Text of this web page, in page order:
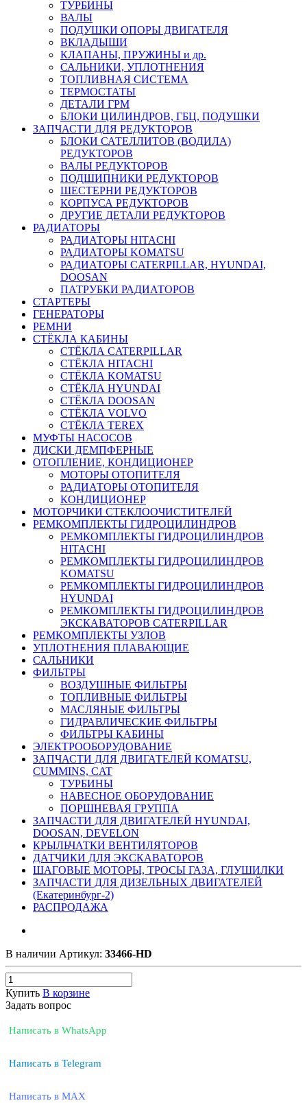
ТУРБИНЫ
ВАЛЫ
ПОДУШКИ ОПОРЫ ДВИГАТЕЛЯ
ВКЛАДЫШИ
КЛАПАНЫ, ПРУЖИНЫ и др.
САЛЬНИКИ, УПЛОТНЕНИЯ
ТОПЛИВНАЯ СИСТЕМА
ТЕРМОСТАТЫ
ДЕТАЛИ ГРМ
БЛОКИ ЦИЛИНДРОВ, ГБЦ, ПОДУШКИ
ЗАПЧАСТИ ДЛЯ РЕДУКТОРОВ
БЛОКИ САТЕЛЛИТОВ (ВОДИЛА)
РЕДУКТОРОВ
ВАЛЫ РЕДУКТОРОВ
ПОДШИПНИКИ РЕДУКТОРОВ
ШЕСТЕРНИ РЕДУКТОРОВ
КОРПУСА РЕДУКТОРОВ
ДРУГИЕ ДЕТАЛИ РЕДУКТОРОВ
РАДИАТОРЫ
РАДИАТОРЫ HITACHI
РАДИАТОРЫ KOMATSU
РАДИАТОРЫ CATERPILLAR, HYUNDAI,
DOOSAN
ПАТРУБКИ РАДИАТОРОВ
СТАРТЕРЫ
ГЕНЕРАТОРЫ
РЕМНИ
СТЁКЛА КАБИНЫ
СТЁКЛА CATERPILLAR
СТЁКЛА HITACHI
СТЁКЛА KOMATSU
СТЁКЛА HYUNDAI
СТЁКЛА DOOSAN
СТЁКЛА VOLVO
СТЁКЛА TEREX
МУФТЫ НАСОСОВ
ДИСКИ ДЕМПФЕРНЫЕ
ОТОПЛЕНИЕ, КОНДИЦИОНЕР
МОТОРЫ ОТОПИТЕЛЯ
РАДИАТОРЫ ОТОПИТЕЛЯ
КОНДИЦИОНЕР
МОТОРЧИКИ СТЕКЛООЧИСТИТЕЛЕЙ
РЕМКОМПЛЕКТЫ ГИДРОЦИЛИНДРОВ
РЕМКОМПЛЕКТЫ ГИДРОЦИЛИНДРОВ
HITACHI
РЕМКОМПЛЕКТЫ ГИДРОЦИЛИНДРОВ
KOMATSU
РЕМКОМПЛЕКТЫ ГИДРОЦИЛИНДРОВ
HYUNDAI
РЕМКОМПЛЕКТЫ ГИДРОЦИЛИНДРОВ
ЭКСКАВАТОРОВ CATERPILLAR
РЕМКОМПЛЕКТЫ УЗЛОВ
УПЛОТНЕНИЯ ПЛАВАЮЩИЕ
САЛЬНИКИ
ФИЛЬТРЫ
ВОЗДУШНЫЕ ФИЛЬТРЫ
ТОПЛИВНЫЕ ФИЛЬТРЫ
МАСЛЯНЫЕ ФИЛЬТРЫ
ГИДРАВЛИЧЕСКИЕ ФИЛЬТРЫ
ФИЛЬТРЫ КАБИНЫ
ЭЛЕКТРООБОРУДОВАНИЕ
ЗАПЧАСТИ ДЛЯ ДВИГАТЕЛЕЙ KOMATSU,
CUMMINS, CAT
ТУРБИНЫ
НАВЕСНОЕ ОБОРУДОВАНИЕ
ПОРШНЕВАЯ ГРУППА
ЗАПЧАСТИ ДЛЯ ДВИГАТЕЛЕЙ HYUNDAI,
DOOSAN, DEVELON
КРЫЛЬЧАТКИ ВЕНТИЛЯТОРОВ
ДАТЧИКИ ДЛЯ ЭКСКАВАТОРОВ
ШАГОВЫЕ МОТОРЫ, ТРОСЫ ГАЗА, ГЛУШИЛКИ
ЗАПЧАСТИ ДЛЯ ДИЗЕЛЬНЫХ ДВИГАТЕЛЕЙ
(Екатеринбург-2)
РАСПРОДАЖА
В наличии Артикул: 33466-HD
Купить В корзине
Задать вопрос
Написать в WhatsApp
Написать в Telegram
Написать в MAX